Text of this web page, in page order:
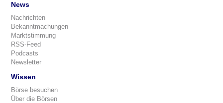
News
Nachrichten
Bekanntmachungen
Marktstimmung
RSS-Feed
Podcasts
Newsletter
Wissen
Börse besuchen
Über die Börsen